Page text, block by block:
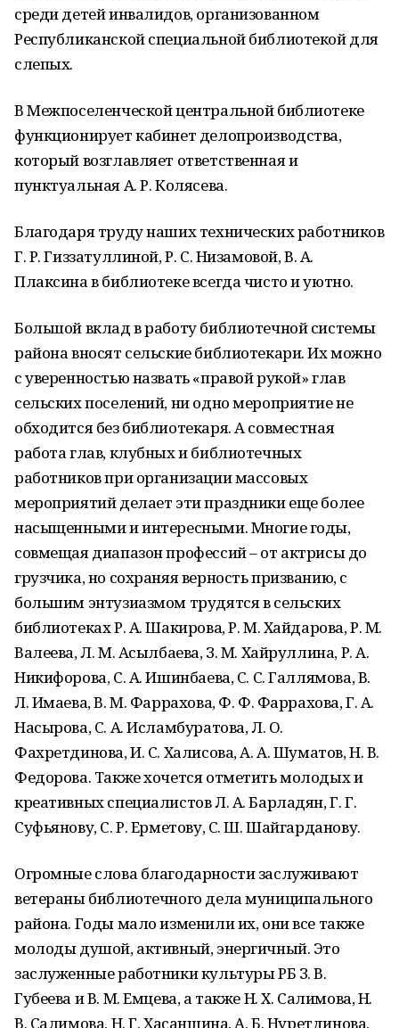
среди детей инвалидов, организованном
Республиканской специальной библиотекой для
слепых.
В Межпоселенческой центральной библиотеке
функционирует кабинет делопроизводства,
который возглавляет ответственная и
пунктуальная А. Р. Колясева.
Благодаря труду наших технических работников
Г. Р. Гиззатуллиной, Р. С. Низамовой, В. А.
Плаксина в библиотеке всегда чисто и уютно.
Большой вклад в работу библиотечной системы
района вносят сельские библиотекари. Их можно
с уверенностью назвать «правой рукой» глав
сельских поселений, ни одно мероприятие не
обходится без библиотекаря. А совместная
работа глав, клубных и библиотечных
работников при организации массовых
мероприятий делает эти праздники еще более
насыщенными и интересными. Многие годы,
совмещая диапазон профессий – от актрисы до
грузчика, но сохраняя верность призванию, с
большим энтузиазмом трудятся в сельских
библиотеках Р. А. Шакирова, Р. М. Хайдарова, Р. М.
Валеева, Л. М. Асылбаева, З. М. Хайруллина, Р. А.
Никифорова, С. А. Ишинбаева, С. С. Галлямова, В.
Л. Имаева, В. М. Фаррахова, Ф. Ф. Фаррахова, Г. А.
Насырова, С. А. Исламбуратова, Л. О.
Фахретдинова, И. С. Халисова, А. А. Шуматов, Н. В.
Федорова. Также хочется отметить молодых и
креативных специалистов Л. А. Барладян, Г. Г.
Суфьянову, С. Р. Ерметову, С. Ш. Шайгарданову.
Огромные слова благодарности заслуживают
ветераны библиотечного дела муниципального
района. Годы мало изменили их, они все также
молоды душой, активный, энергичный. Это
заслуженные работники культуры РБ З. В.
Губеева и В. М. Емцева, а также Н. Х. Салимова, Н.
В. Салимова, Н. Г. Хасаншина, А. Б. Нуретдинова,